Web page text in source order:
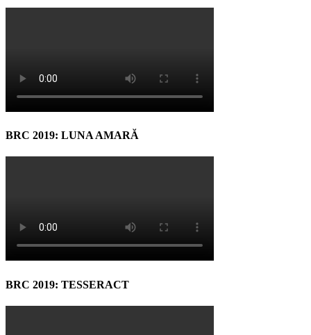
BRC 2019: LUNA AMARĂ
BRC 2019: TESSERACT